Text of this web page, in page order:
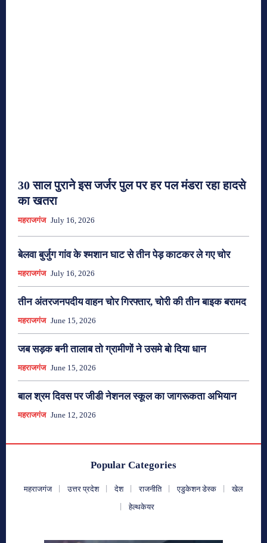
30 साल पुराने इस जर्जर पुल पर हर पल मंडरा रहा हादसे
का खतरा
महराजगंज July 16, 2026
बेलवा बुर्जुग गांव के श्मशान घाट से तीन पेड़ काटकर ले गए चोर
महराजगंज July 16, 2026
तीन अंतरजनपदीय वाहन चोर गिरफ्तार, चोरी की तीन बाइक बरामद
महराजगंज June 15, 2026
जब सड़क बनी तालाब तो ग्रामीणों ने उसमे बो दिया धान
महराजगंज June 15, 2026
बाल श्रम दिवस पर जीडी नेशनल स्कूल का जागरूकता अभियान
महराजगंज June 12, 2026
Popular Categories
महराजगंज उत्तर प्रदेश देश राजनीति एडुकेशन डेस्क
खेल
हेल्थकेयर